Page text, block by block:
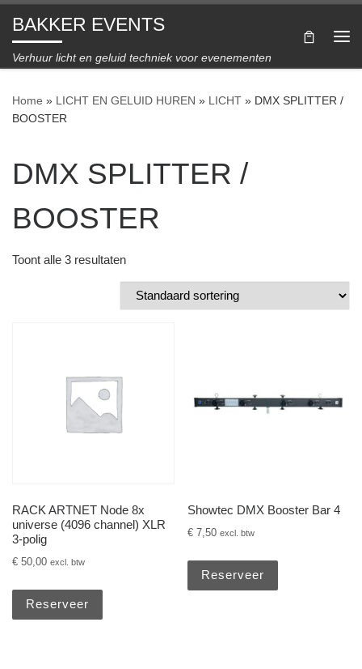
Ga naar inhoud
BAKKER EVENTS
Verhuur licht en geluid techniek voor evenementen
Home » LICHT EN GELUID HUREN » LICHT » DMX SPLITTER /
BOOSTER
DMX SPLITTER /
BOOSTER
Toont alle 3 resultaten
RACK ARTNET Node 8x
universe (4096 channel) XLR
3-polig
€ 50,00 excl. btw
Reserveer
Showtec DMX Booster Bar 4
€ 7,50 excl. btw
Reserveer